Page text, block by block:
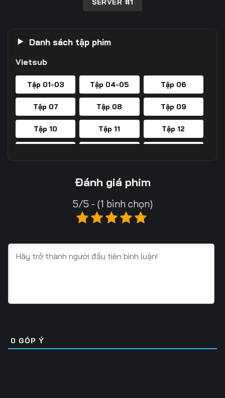
SERVER #1
Danh sách tập phim
Vietsub
Tập 01-03 Tập 04-05 Tập 06
Tập 07 Tập 08 Tập 09
Tập 10 Tập 11 Tập 12
Tập 23
Tập 28 Tập 29
Tập 34 Tập 35 Tập 36
Tập 40 Tập 41 Tập 42
Đánh giá phim
5/5 - (1 bình chọn)
0 GÓP Ý